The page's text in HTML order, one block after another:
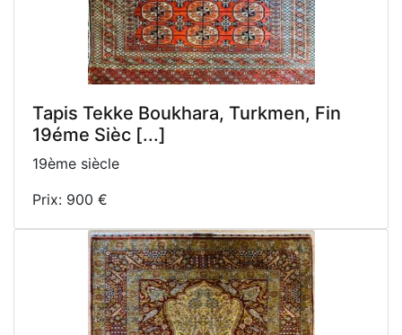
Tapis Tekke Boukhara, Turkmen, Fin
19éme Sièc [...]
19ème siècle
Prix: 900 €